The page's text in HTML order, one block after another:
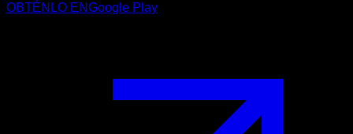
OBTÉNLO ENGoogle Play